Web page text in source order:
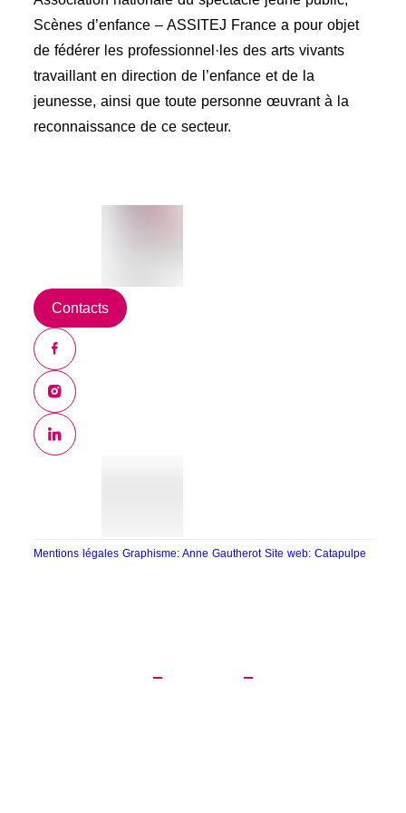
Scènes d’enfance – ASSITEJ France a pour objet
de fédérer les professionnel·les des arts vivants
travaillant en direction de l’enfance et de la
jeunesse, ainsi que toute personne œuvrant à la
reconnaissance de ce secteur.
Contacts
Mentions légalesGraphisme: Anne GautherotSite web: Catapulpe